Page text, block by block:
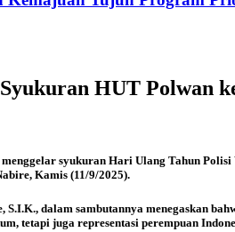
HUT Polwan
menggelar syukuran Hari Ulang Tahun
Kamis (11/9/2025).
dalam sambutannya menegaskan
tetapi juga representasi perempuan